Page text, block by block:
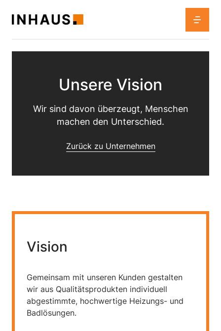
Unsere Vision
Wir sind davon überzeugt, Menschen
machen den Unterschied.
Zurück zu Unternehmen
Vision
Gemeinsam mit unseren Kunden gestalten
wir aus Qualitätsprodukten individuell
abgestimmte, hochwertige Heizungs- und
Badlösungen.